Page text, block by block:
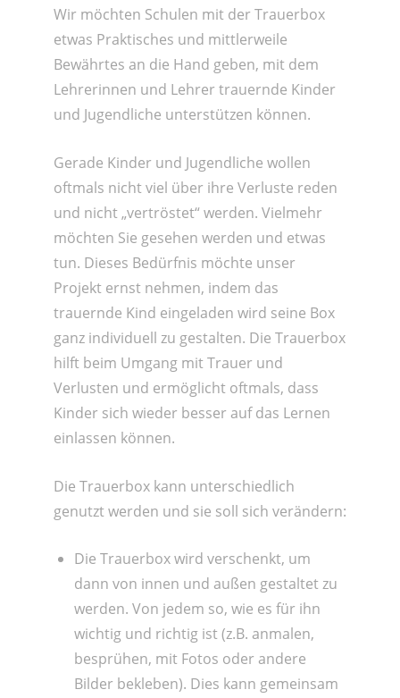
Wir möchten Schulen mit der Trauerbox
etwas Praktisches und mittlerweile
Bewährtes an die Hand geben, mit dem
Lehrerinnen und Lehrer trauernde Kinder
und Jugendliche unterstützen können.
Gerade Kinder und Jugendliche wollen
oftmals nicht viel über ihre Verluste reden
und nicht „vertröstet“ werden. Vielmehr
möchten Sie gesehen werden und etwas
tun. Dieses Bedürfnis möchte unser
Projekt ernst nehmen, indem das
trauernde Kind eingeladen wird seine Box
ganz individuell zu gestalten. Die Trauerbox
hilft beim Umgang mit Trauer und
Verlusten und ermöglicht oftmals, dass
Kinder sich wieder besser auf das Lernen
einlassen können.
Die Trauerbox kann unterschiedlich
genutzt werden und sie soll sich verändern:
Die Trauerbox wird verschenkt, um
dann von innen und außen gestaltet zu
werden. Von jedem so, wie es für ihn
wichtig und richtig ist (z.B. anmalen,
besprühen, mit Fotos oder andere
Bilder bekleben). Dies kann gemeinsam